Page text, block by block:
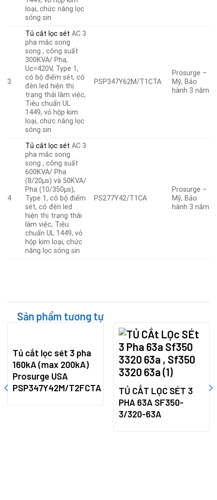
loại, chức năng lọc
sóng sin
3
Tủ cắt lọc sét AC 3
pha mắc song
song , công suất
300KVA/ Pha,
Uc=420V, Type 1,
có bộ điếm sét, có
đèn led hiện thị
trạng thái làm việc,
Tiêu chuẩn UL
1449, vỏ hộp kim
loại, chức năng lọc
sóng sin
PSP347Y62M/T1CTA
Prosurge –
Mỹ, Bảo
hành 3 năm
4
Tủ cắt lọc sét AC 3
pha mắc song
song , công suất
600KVA/ Pha
(8/20µs) và 50KVA/
Pha (10/350µs),
Type 1, có bộ điếm
sét, có đèn led
hiện thị trạng thái
làm việc, Tiêu
chuẩn UL 1449, vỏ
hộp kim loại, chức
năng lọc sóng sin
PS277Y42/T1CA
Prosurge –
Mỹ, Bảo
hành 3 năm
Sản phẩm tương tự
Tủ cắt lọc sét 3 pha
160kA (max 200kA)
Prosurge USA
PSP347Y42M/T2FCTA
TỦ CẮT LỌC SÉT 3
PHA 63A SF350-
3/320-63A